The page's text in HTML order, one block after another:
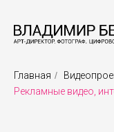
Главная /
Рекламные видео,